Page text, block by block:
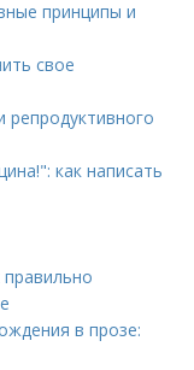
принципы и
свое
репродуктивного
как написать
в прозе: